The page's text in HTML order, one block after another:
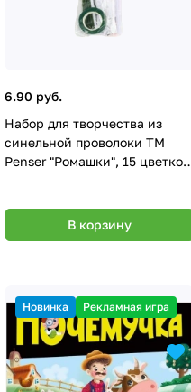
6.90 руб.
Набор для творчества из
синельной проволоки ТМ
Penser "Ромашки", 15 цветков
В корзину
Новинка Рекламная игра